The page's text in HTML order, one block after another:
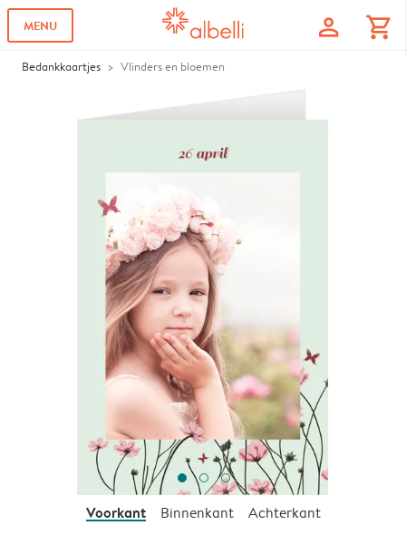
MENU profile shopping_cart
Bedankkaartjes Vlinders en bloemen
Voorkant Binnenkant Achterkant